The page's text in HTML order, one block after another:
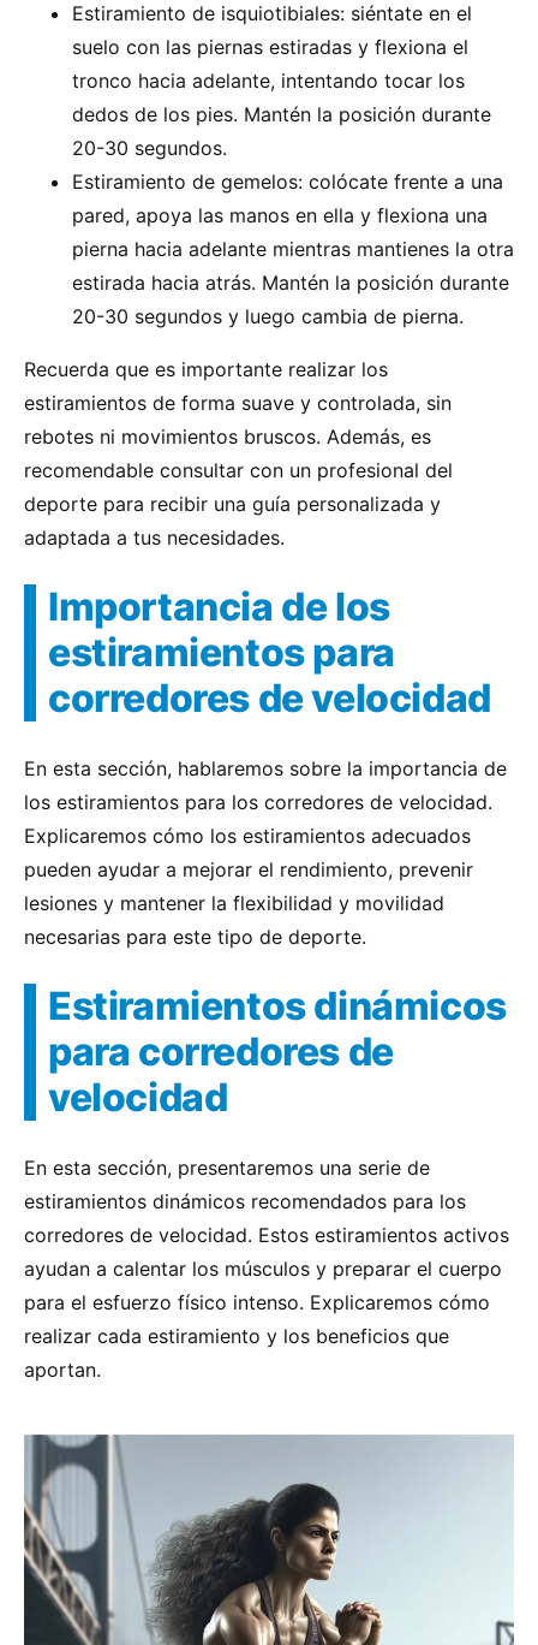
Estiramiento de isquiotibiales: siéntate en el
suelo con las piernas estiradas y flexiona el
tronco hacia adelante, intentando tocar los
dedos de los pies. Mantén la posición durante
20-30 segundos.
Estiramiento de gemelos: colócate frente a una
pared, apoya las manos en ella y flexiona una
pierna hacia adelante mientras mantienes la otra
estirada hacia atrás. Mantén la posición durante
20-30 segundos y luego cambia de pierna.
Recuerda que es importante realizar los
estiramientos de forma suave y controlada, sin
rebotes ni movimientos bruscos. Además, es
recomendable consultar con un profesional del
deporte para recibir una guía personalizada y
adaptada a tus necesidades.
Importancia de los
estiramientos para
corredores de velocidad
En esta sección, hablaremos sobre la importancia de
los estiramientos para los corredores de velocidad.
Explicaremos cómo los estiramientos adecuados
pueden ayudar a mejorar el rendimiento, prevenir
lesiones y mantener la flexibilidad y movilidad
necesarias para este tipo de deporte.
Estiramientos dinámicos
para corredores de
velocidad
En esta sección, presentaremos una serie de
estiramientos dinámicos recomendados para los
corredores de velocidad. Estos estiramientos activos
ayudan a calentar los músculos y preparar el cuerpo
para el esfuerzo físico intenso. Explicaremos cómo
realizar cada estiramiento y los beneficios que
aportan.